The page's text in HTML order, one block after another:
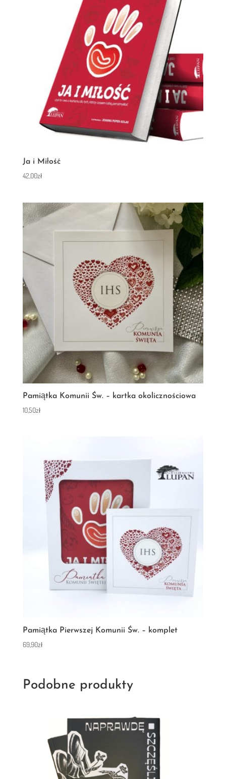
Ja i Miłość
42,00zł
Pamiątka Komunii Św. – kartka okolicznościowa
10,50zł
Pamiątka Pierwszej Komunii Św. – komplet
69,90zł
Podobne produkty